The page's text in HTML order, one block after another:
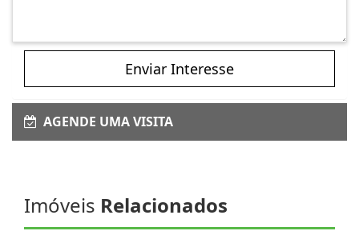
Enviar Interesse
AGENDE UMA VISITA
Imóveis Relacionados